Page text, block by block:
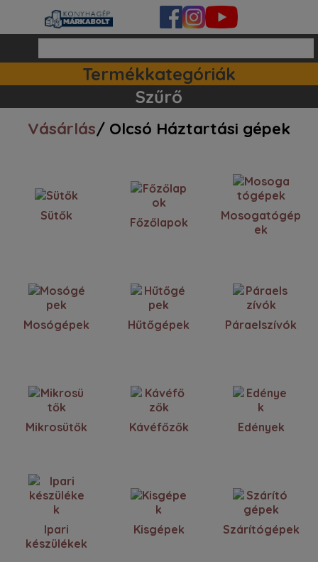
Termékkategóriák
Szűrő
Vásárlás/ Olcsó Háztartási gépek
Sütők Főzőlapok
Mosogatógép
ek
Mosógépek Hűtőgépek Páraelszívók
Mikrosütők Kávéfőzők Edények
Ipari
készülékek
Kisgépek Szárítógépek